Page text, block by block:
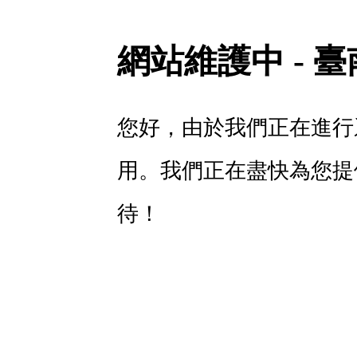
網站維護中 -
您好，由於我們正在進
用。我們正在盡快為您
待！